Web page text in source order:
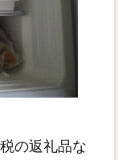
の返礼品な